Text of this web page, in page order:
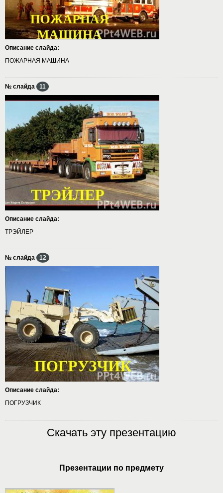
Описание слайда:
ПОЖАРНАЯ МАШИНА
№ слайда 11
Описание слайда:
ТРЭЙЛЕР
№ слайда 12
Описание слайда:
ПОГРУЗЧИК
Скачать эту презентацию
Презентации по предмету